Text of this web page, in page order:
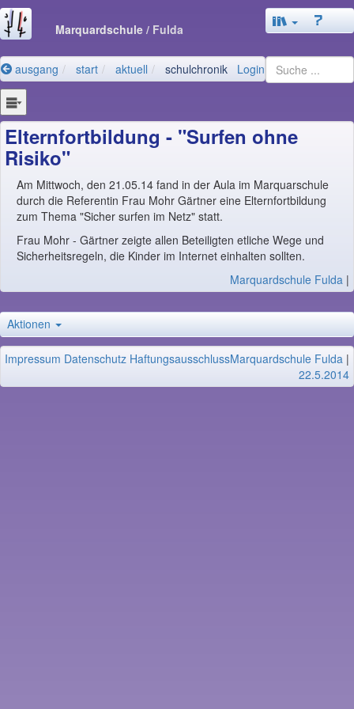
Marquardschule / Fulda
ausgang start aktuell schulchronik Login
Elternfortbildung - "Surfen ohne
Risiko"
Am Mittwoch, den 21.05.14 fand in der Aula im Marquarschule
durch die Referentin Frau Mohr Gärtner eine Elternfortbildung
zum Thema "Sicher surfen im Netz" statt.
Frau Mohr - Gärtner zeigte allen Beteiligten etliche Wege und
Sicherheitsregeln, die Kinder im Internet einhalten sollten.
Marquardschule Fulda |
Aktionen
Impressum Datenschutz HaftungsausschlussMarquardschule Fulda |
22.5.2014